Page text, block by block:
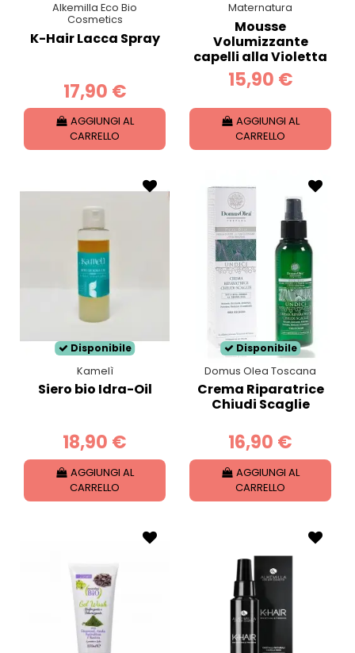
Alkemilla Eco Bio
Cosmetics
K-Hair Lacca Spray
17,90 €
AGGIUNGI AL
CARRELLO
Maternatura
Mousse
Volumizzante
capelli alla Violetta
15,90 €
AGGIUNGI AL
CARRELLO
Disponibile
Kamelì
Siero bio Idra-Oil
18,90 €
AGGIUNGI AL
CARRELLO
Disponibile
Domus Olea Toscana
Crema Riparatrice
Chiudi Scaglie
16,90 €
AGGIUNGI AL
CARRELLO